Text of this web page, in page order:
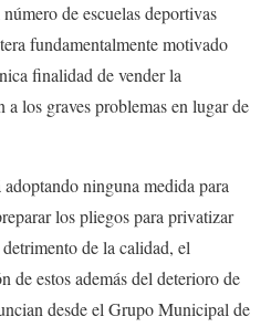
de escuelas deportivas
fundamentalmente motivado
finalidad de vender la
los graves problemas en lugar de
ninguna medida para
los pliegos para privatizar
de la calidad, el
de estos además del deterioro de
desde el Grupo Municipal de